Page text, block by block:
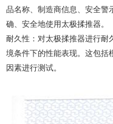
品名称、制造商信息、安全警
确、安全地使用太极揉推器。
耐久性：对太极揉推器进行耐
境条件下的性能表现。这包括
因素进行测试。